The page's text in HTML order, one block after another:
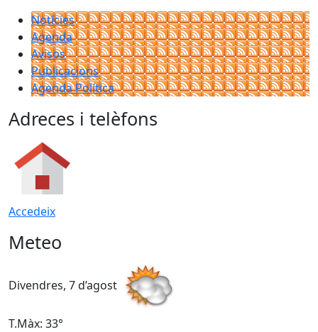
Notícies
Agenda
Avisos
Publicacions
Agenda Política
Adreces i telèfons
Accedeix
Meteo
Divendres, 7 d’agost
T.Màx: 33°